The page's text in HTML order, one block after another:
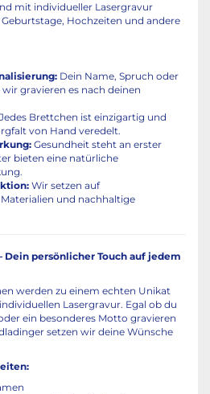
mit individueller Lasergravur
Hochzeiten und andere
Dein Name, Spruch oder
gravieren es nach deinen
Jedes Brettchen ist einzigartig und
von Hand veredelt.
Gesundheit steht an erster
bieten eine natürliche
Wir setzen auf
und nachhaltige
Dein persönlicher Touch auf jedem
werden zu einem echten Unikat
Lasergravur. Egal ob du
ein besonderes Motto gravieren
setzen wir deine Wünsche